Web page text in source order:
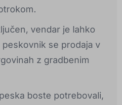
vendar je lahko
se prodaja v
z gradbenim
boste potrebovali,